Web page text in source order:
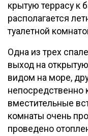
крытую террасу к
располагается
туалетной
Одна из трех
выход на
видом на море,
непосредственно
вместительные
комнаты очень
проведено